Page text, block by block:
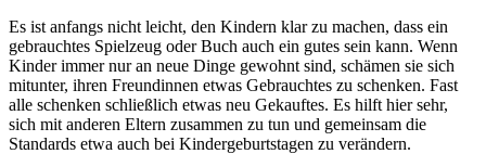
Es ist anfangs nicht leicht, den Kindern klar zu machen, dass ein
gebrauchtes Spielzeug oder Buch auch ein gutes sein kann. Wenn
Kinder immer nur an neue Dinge gewohnt sind, schämen sie sich
mitunter, ihren Freundinnen etwas Gebrauchtes zu schenken. Fast
alle schenken schließlich etwas neu Gekauftes. Es hilft hier sehr,
sich mit anderen Eltern zusammen zu tun und gemeinsam die
Standards etwa auch bei Kindergeburtstagen zu verändern.